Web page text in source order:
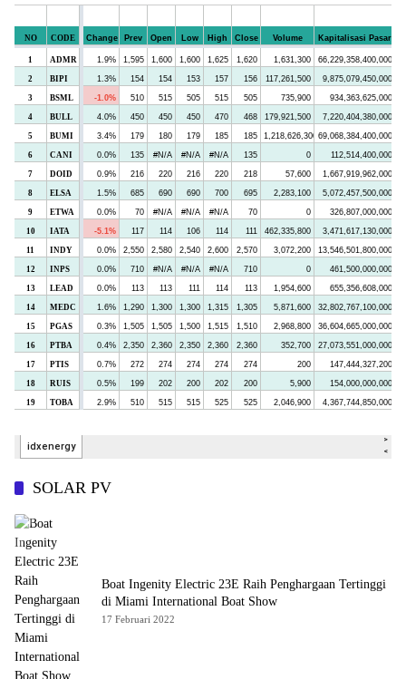
SOLAR PV
Boat Ingenity Electric 23E Raih Penghargaan Tertinggi
di Miami International Boat Show
17 Februari 2022